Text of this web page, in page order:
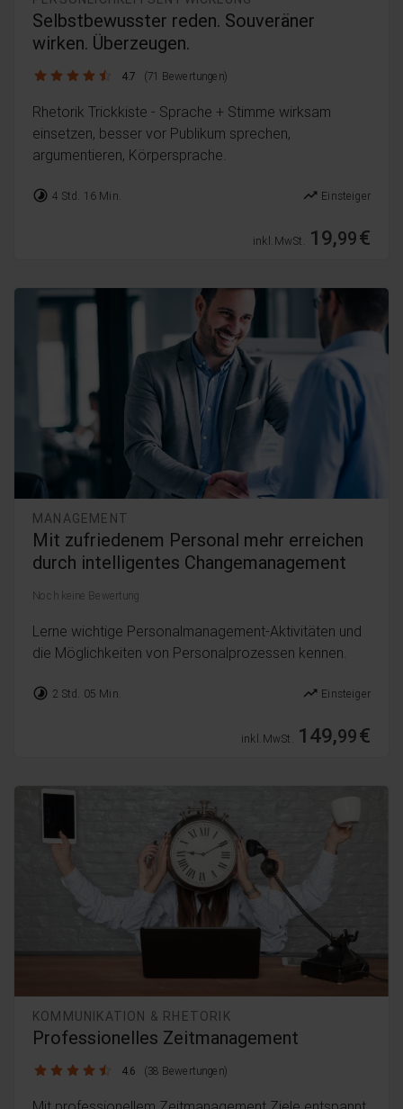
Selbstbewusster reden. Souveräner
wirken. Überzeugen.
4.7 / 5 4.7 (71 Bewertungen)
Rhetorik Trickkiste - Sprache + Stimme wirksam
einsetzen, besser vor Publikum sprechen,
argumentieren, Körpersprache.
timelapse 4 Std. 16 Min. trending_up Einsteiger
inkl. MwSt. 19,99€
MANAGEMENT
Mit zufriedenem Personal mehr erreichen
durch intelligentes Changemanagement
Noch keine Bewertung
Lerne wichtige Personalmanagement-Aktivitäten und
die Möglichkeiten von Personalprozessen kennen.
timelapse 2 Std. 05 Min. trending_up Einsteiger
inkl. MwSt. 149,99€
KOMMUNIKATION & RHETORIK
Professionelles Zeitmanagement
4.6 / 5 4.6 (38 Bewertungen)